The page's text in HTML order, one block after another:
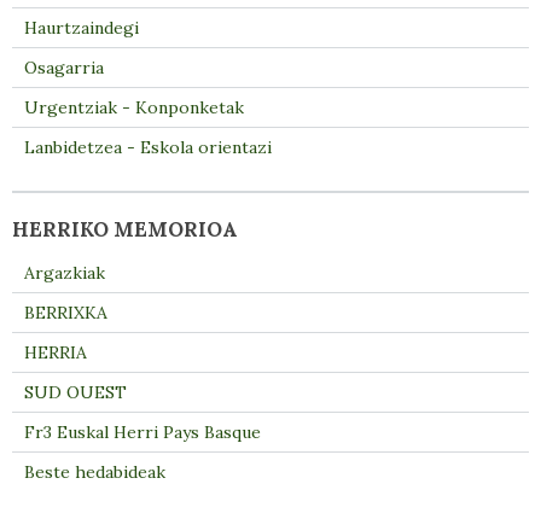
Haurtzaindegi
Osagarria
Urgentziak - Konponketak
Lanbidetzea - Eskola orientazi
HERRIKO MEMORIOA
Argazkiak
BERRIXKA
HERRIA
SUD OUEST
Fr3 Euskal Herri Pays Basque
Beste hedabideak